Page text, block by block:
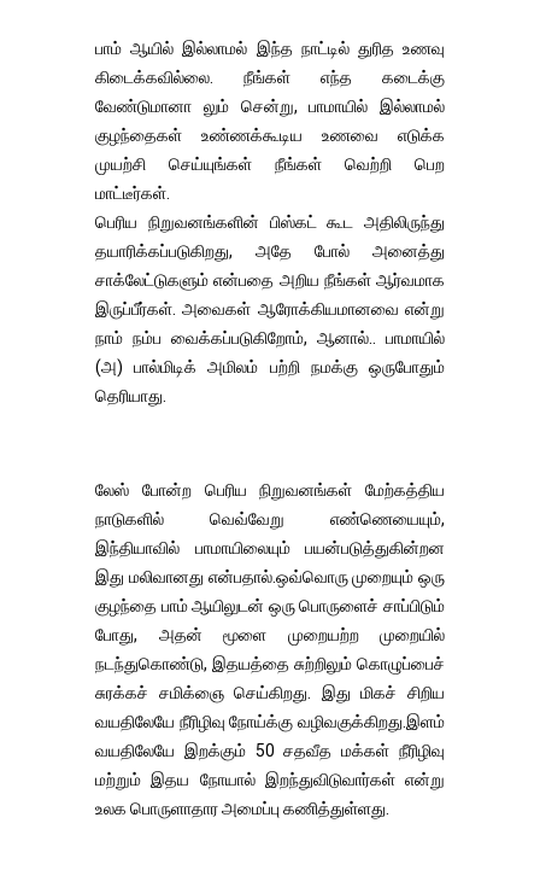
பாம் ஆயில் இல்லாமல் இந்த நாட்டில் துரித உணவு
கிடைக்கவில்லை. நீங்கள் எந்த கடைக்கு
வேண்டுமானா லும் சென்று, பாமாயில் இல்லாமல்
குழந்தைகள் உண்ணக்கூடிய உணவை எடுக்க
முயற்சி செய்யுங்கள் நீங்கள் வெற்றி பெற
மாட்டீர்கள்.
பெரிய நிறுவனங்களின் பிஸ்கட் கூட அதிலிருந்து
தயாரிக்கப்படுகிறது, அதே போல் அனைத்து
சாக்லேட்டுகளும் என்பதை அறிய நீங்கள் ஆர்வமாக
இருப்பீர்கள். அவைகள் ஆரோக்கியமானவை என்று
நாம் நம்ப வைக்கப்படுகிறோம், ஆனால்.. பாமாயில்
(அ) பால்மிடிக் அமிலம் பற்றி நமக்கு ஒருபோதும்
தெரியாது.
லேஸ் போன்ற பெரிய நிறுவனங்கள் மேற்கத்திய
நாடுகளில் வெவ்வேறு எண்ணெயையும்,
இந்தியாவில் பாமாயிலையும் பயன்படுத்துகின்றன
இது மலிவானது என்பதால்.ஒவ்வொரு முறையும் ஒரு
குழந்தை பாம் ஆயிலுடன் ஒரு பொருளைச் சாப்பிடும்
போது, ​​அதன் மூளை முறையற்ற முறையில்
நடந்துகொண்டு, இதயத்தை சுற்றிலும் கொழுப்பைச்
சுரக்கச் சமிக்ஞை செய்கிறது. இது மிகச் சிறிய
வயதிலேயே நீரிழிவு நோய்க்கு வழிவகுக்கிறது.இளம்
வயதிலேயே இறக்கும் 50 சதவீத மக்கள் நீரிழிவு
மற்றும் இதய நோயால் இறந்துவிடுவார்கள் என்று
உலக பொருளாதார அமைப்பு கணித்துள்ளது.